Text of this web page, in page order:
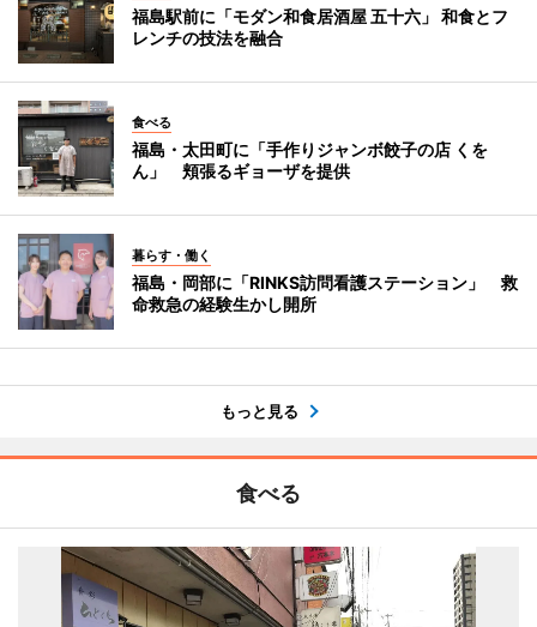
福島駅前に「モダン和食居酒屋 五十六」 和食とフ
レンチの技法を融合
食べる
福島・太田町に「手作りジャンボ餃子の店 くを
ん」 頬張るギョーザを提供
暮らす・働く
福島・岡部に「RINKS訪問看護ステーション」 救
命救急の経験生かし開所
もっと見る
食べる